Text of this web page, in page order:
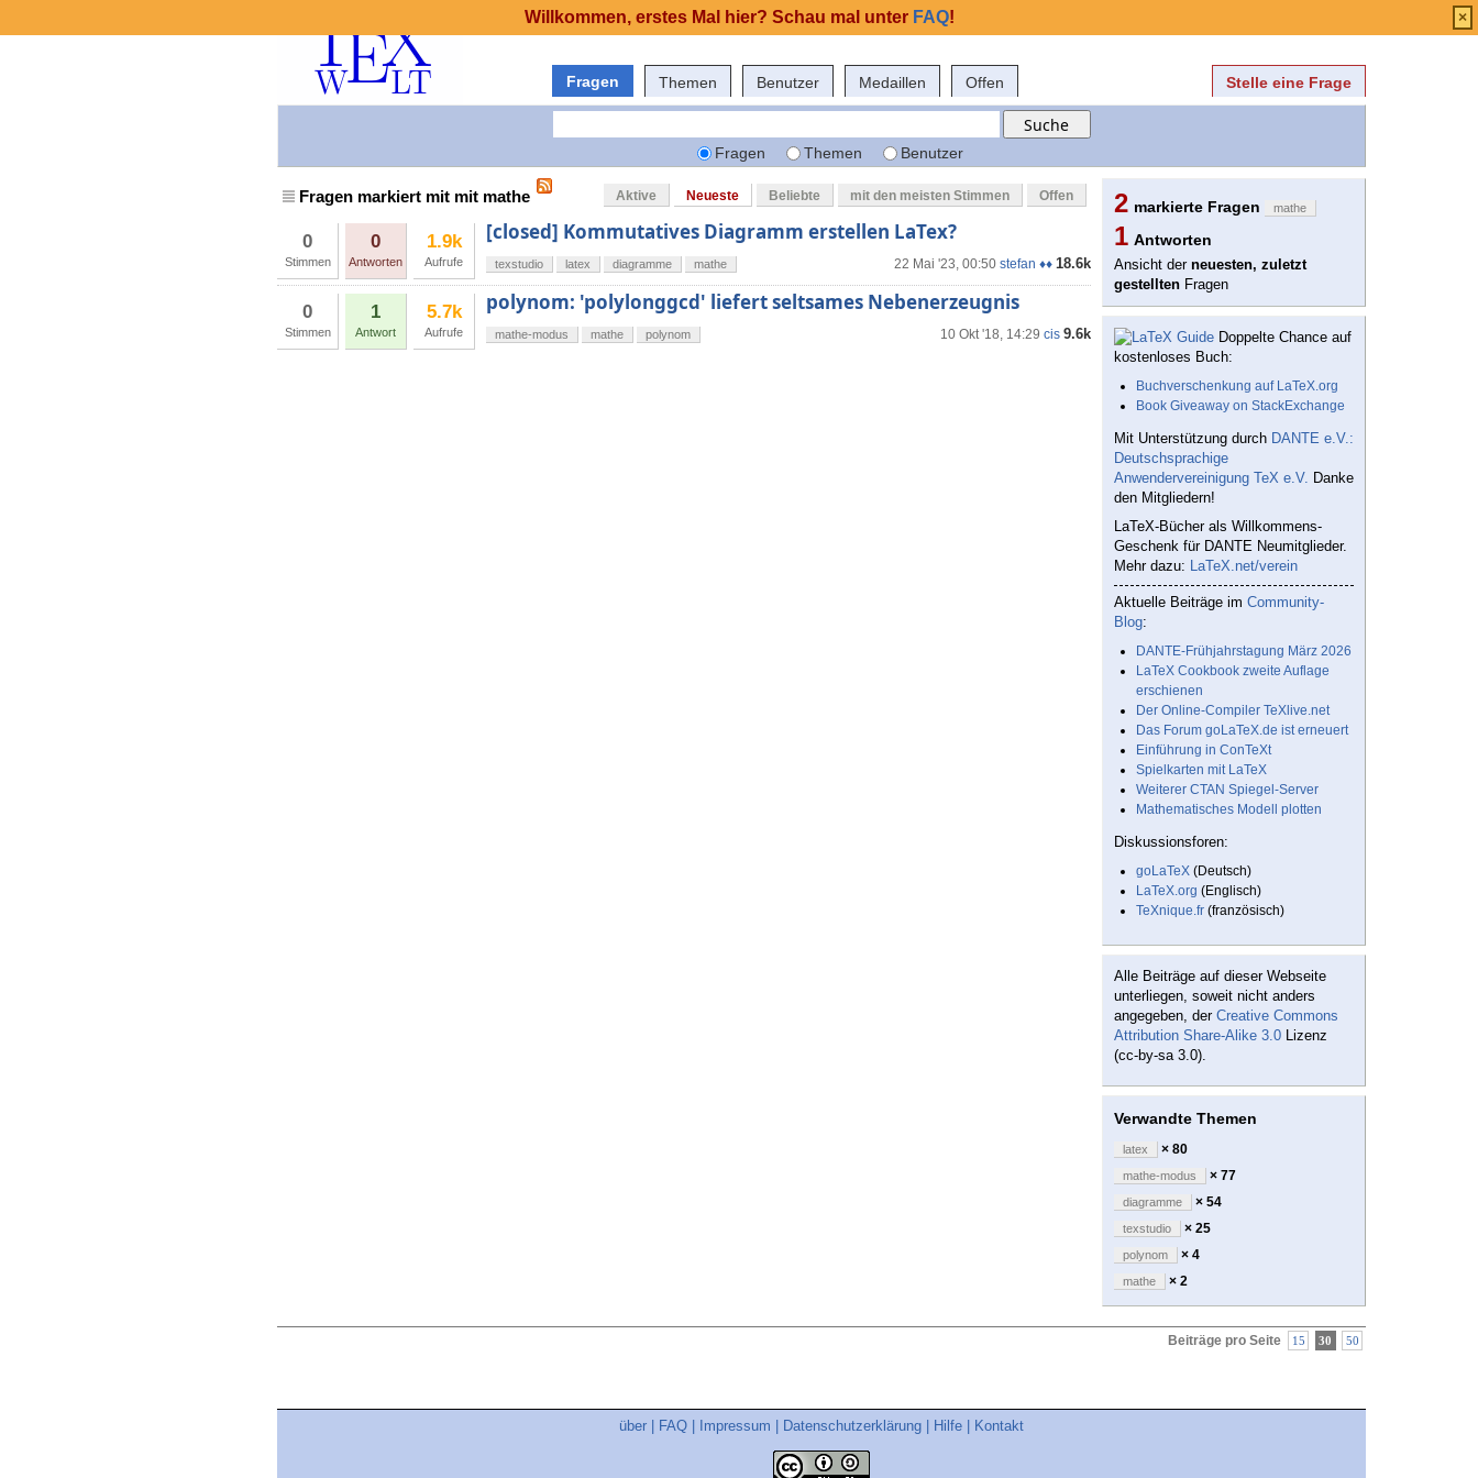
Fragen Themen Benutzer Medaillen Offen Stelle eine Frage
Fragen Themen Benutzer
Fragen markiert mit mit mathe Aktive Neueste Beliebte mit den meisten Stimmen Offen
0
Stimmen
0
Antworten
1.9k
Aufrufe
[closed] Kommutatives Diagramm erstellen LaTex?
22 Mai '23, 00:50 stefan ♦♦ 18.6k
texstudio latex diagramme mathe
0
Stimmen
1
Antwort
5.7k
Aufrufe
polynom: 'polylonggcd' liefert seltsames Nebenerzeugnis
10 Okt '18, 14:29 cis 9.6k
mathe-modus mathe polynom
2 markierte Fragen mathe
1 Antworten
Ansicht der neuesten, zuletzt
gestellten Fragen
Doppelte Chance auf
kostenloses Buch:
Buchverschenkung auf LaTeX.org
Book Giveaway on StackExchange
Mit Unterstützung durch DANTE e.V.:
Deutschsprachige
Anwendervereinigung TeX e.V. Danke
den Mitgliedern!
LaTeX-Bücher als Willkommens-
Geschenk für DANTE Neumitglieder.
Mehr dazu: LaTeX.net/verein
Aktuelle Beiträge im Community-
Blog:
DANTE-Frühjahrstagung März 2026
LaTeX Cookbook zweite Auflage
erschienen
Der Online-Compiler TeXlive.net
Das Forum goLaTeX.de ist erneuert
Einführung in ConTeXt
Spielkarten mit LaTeX
Weiterer CTAN Spiegel-Server
Mathematisches Modell plotten
Diskussionsforen:
goLaTeX (Deutsch)
LaTeX.org (Englisch)
TeXnique.fr (französisch)
Alle Beiträge auf dieser Webseite
unterliegen, soweit nicht anders
angegeben, der Creative Commons
Attribution Share-Alike 3.0 Lizenz
(cc-by-sa 3.0).
Verwandte Themen
latex × 80
mathe-modus × 77
diagramme × 54
texstudio × 25
polynom × 4
mathe × 2
Beiträge pro Seite 15 30 50
über FAQ Impressum Datenschutzerklärung Hilfe Kontakt
Willkommen, erstes Mal hier? Schau mal unter FAQ! ×